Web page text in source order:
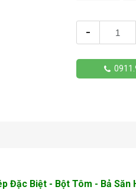
-
Đặc Biệt - Bột Tôm - Bả Săn